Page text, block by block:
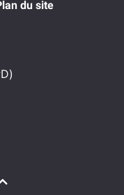
du site